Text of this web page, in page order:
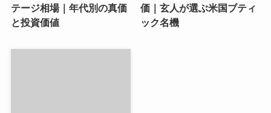
テージ相場｜年代別の真価
と投資価値
価｜玄人が選ぶ米国ブティ
ック名機